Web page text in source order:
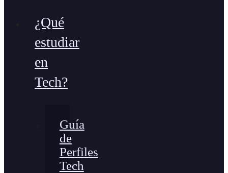
¿Qué
estudiar
en
Tech?
Guía
de
Perfiles
Tech